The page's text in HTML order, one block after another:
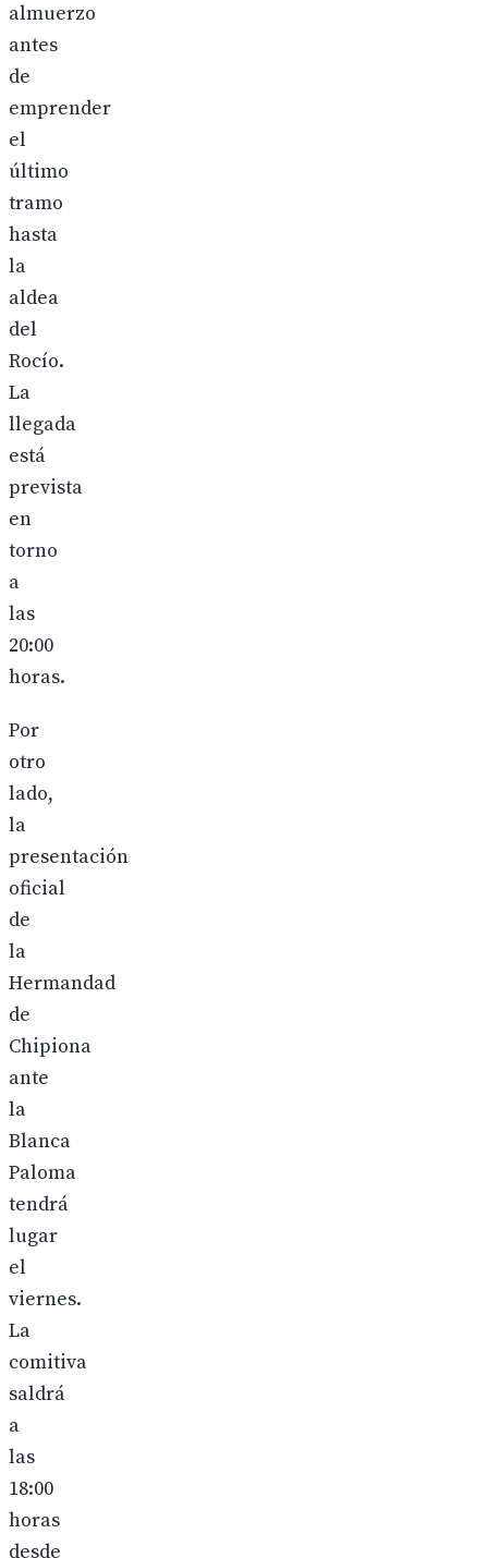
almuerzo
antes
de
emprender
el
último
tramo
hasta
la
aldea
del
Rocío.
La
llegada
está
prevista
en
torno
a
las
20:00
horas.
Por
otro
lado,
la
presentación
oficial
de
la
Hermandad
de
Chipiona
ante
la
Blanca
Paloma
tendrá
lugar
el
viernes.
La
comitiva
saldrá
a
las
18:00
horas
desde